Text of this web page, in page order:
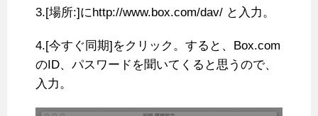
3.[場所:]にhttp://www.box.com/dav/ と入力。
4.[今すぐ同期]をクリック。すると、Box.com
のID、パスワードを聞いてくると思うので、
入力。